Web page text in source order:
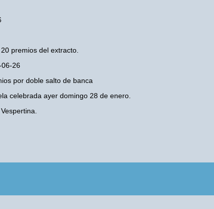
premios del extracto.
26
por doble salto de banca
celebrada ayer domingo 28 de enero.